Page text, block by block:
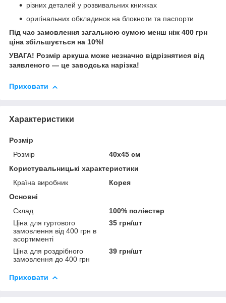
різних деталей у розвивальних книжках
оригінальних обкладинок на блокноти та паспорти
Під час замовлення загальною сумою менш ніж 400 грн
ціна збільшується на 10%!
УВАГА! Розмір аркуша може незначно відрізнятися від
заявленого — це заводська нарізка!
Приховати
Характеристики
Розмір
Розмір
40х45 см
Користувальницькі характеристики
Країна виробник
Корея
Основні
Склад
100% поліестер
Ціна для гуртового
замовлення від 400 грн в
асортименті
35 грн/шт
Ціна для роздрібного
замовлення до 400 грн
39 грн/шт
Приховати